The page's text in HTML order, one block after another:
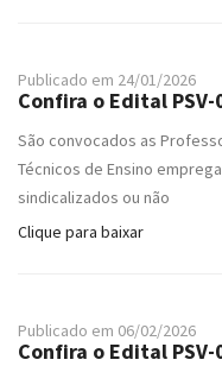
Publicado em 24/01/2026
Confira o Edital
São convocados as
Técnicos de Ensino
sindicalizados ou não
Clique para baixar
Publicado em 06/02/2026
Confira o Edital